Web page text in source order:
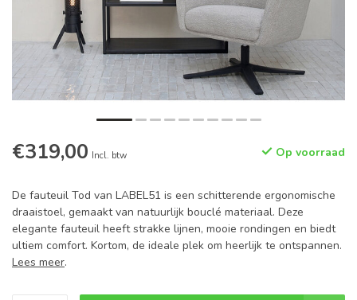
€319,00 Incl. btw Op voorraad
De fauteuil Tod van LABEL51 is een schitterende ergonomische
draaistoel, gemaakt van natuurlijk bouclé materiaal. Deze
elegante fauteuil heeft strakke lijnen, mooie rondingen en biedt
ultiem comfort. Kortom, de ideale plek om heerlijk te ontspannen.
Lees meer.